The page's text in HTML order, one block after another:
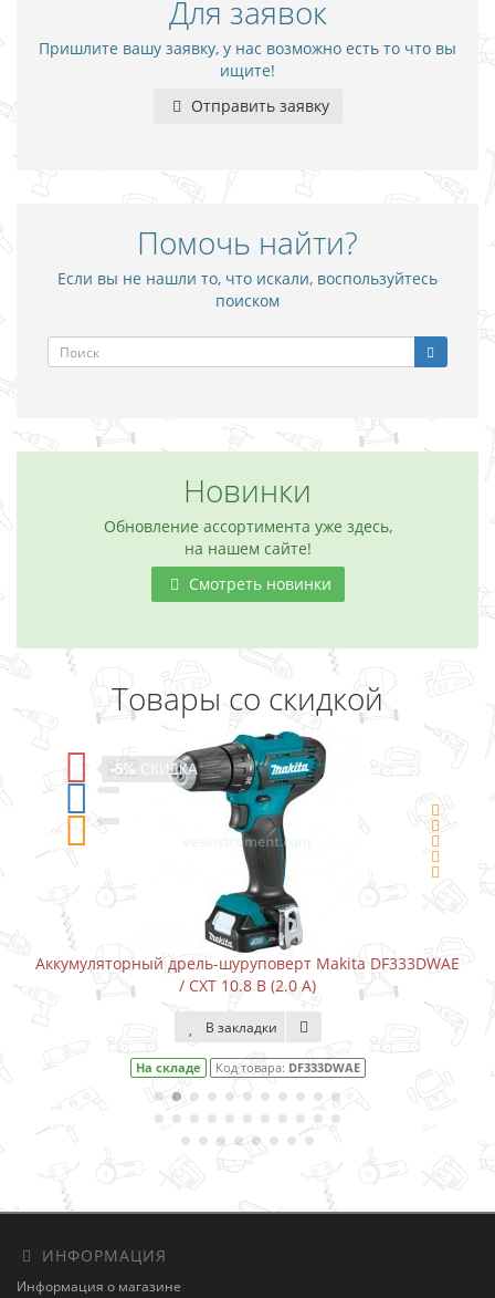
Для заявок
Пришлите вашу заявку, у нас возможно есть то что вы
ищите!
Отправить заявку
Помочь найти?
Если вы не нашли то, что искали, воспользуйтесь
поиском
Новинки
Обновление ассортимента уже здесь,
на нашем сайте!
Смотреть новинки
Товары со скидкой
-5% СКИДКА
Аккумуляторный дрель-шуруповерт Makita DF333DWAE
/ CXT 10.8 В (2.0 А)
В закладки
На складе Код товара: DF333DWAE
ИНФОРМАЦИЯ
Информация о магазине